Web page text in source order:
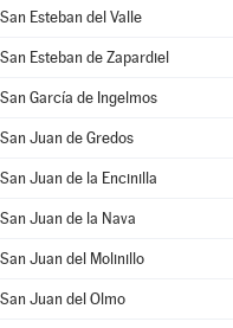
San Esteban del Valle
San Esteban de Zapardiel
San García de Ingelmos
San Juan de Gredos
San Juan de la Encinilla
San Juan de la Nava
San Juan del Molinillo
San Juan del Olmo